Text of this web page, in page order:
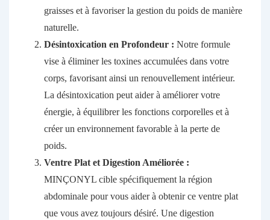
graisses et à favoriser la gestion du poids de manière
naturelle.
Désintoxication en Profondeur : Notre formule
vise à éliminer les toxines accumulées dans votre
corps, favorisant ainsi un renouvellement intérieur.
La désintoxication peut aider à améliorer votre
énergie, à équilibrer les fonctions corporelles et à
créer un environnement favorable à la perte de
poids.
Ventre Plat et Digestion Améliorée :
MINÇONYL cible spécifiquement la région
abdominale pour vous aider à obtenir ce ventre plat
que vous avez toujours désiré. Une digestion